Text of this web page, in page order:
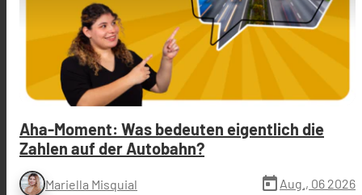
Aha-Moment: Was bedeuten eigentlich die
Zahlen auf der Autobahn?
Mariella Misquial today Aug., 06 2026